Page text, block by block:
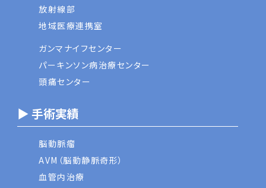
放射線部
地域医療連携室
ガンマナイフセンター
パーキンソン病治療センター
頭痛センター
▶ 手術実績
脳動脈瘤
AVM（脳動静脈奇形）
血管内治療